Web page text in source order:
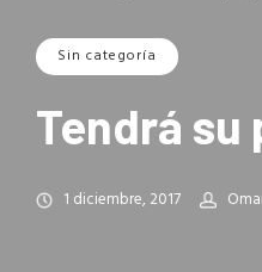
Sin categoría
Tendrá su
1 diciembre, 2017